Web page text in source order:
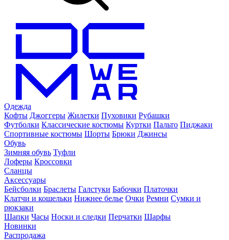
Одежда
Кофты Джоггеры Жилетки Пуховики Рубашки
Футболки Классические костюмы Куртки Пальто Пиджаки
Спортивные костюмы Шорты Брюки Джинсы
Обувь
Зимняя обувь Туфли
Лоферы Кроссовки
Сланцы
Аксессуары
Бейсболки Браслеты Галстуки Бабочки Платочки
Клатчи и кошельки Нижнее белье Очки Ремни Сумки и
рюкзаки
Шапки Часы Носки и следки Перчатки Шарфы
Новинки
Распродажа